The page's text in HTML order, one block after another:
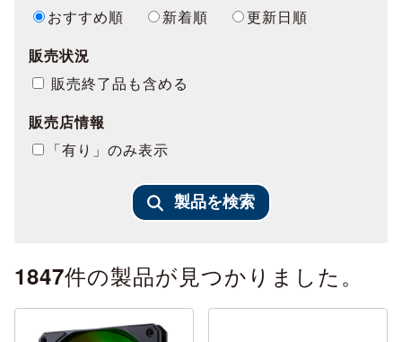
おすすめ順
新着順
更新日順
販売状況
販売終了品も含める
販売店情報
「有り」のみ表示
製品を検索
1847件の製品が見つかりました。